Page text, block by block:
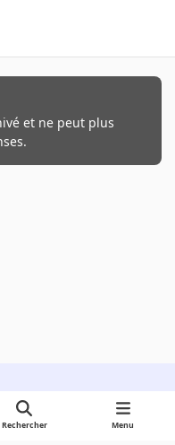
et ne peut plus
Rechercher Menu